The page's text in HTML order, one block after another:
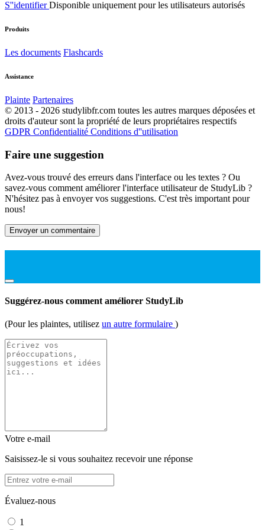
S''identifierDisponible uniquement pour les utilisateurs autorisés
Produits
Les documents Flashcards
Assistance
Plainte Partenaires
© 2013 - 2026 studylibfr.com toutes les autres marques déposées et
droits d'auteur sont la propriété de leurs propriétaires respectifs
GDPR Confidentialité Conditions d''utilisation
Faire une suggestion
Avez-vous trouvé des erreurs dans l'interface ou les textes ? Ou
savez-vous comment améliorer l'interface utilisateur de StudyLib ?
N'hésitez pas à envoyer vos suggestions. C'est très important pour
nous!
Envoyer un commentaire
Suggérez-nous comment améliorer StudyLib
(Pour les plaintes, utilisez un autre formulaire )
Votre e-mail
Saisissez-le si vous souhaitez recevoir une réponse
Évaluez-nous
1